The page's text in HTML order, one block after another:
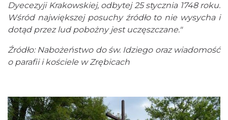
Dyecezyji Krakowskiej, odbytej 25 stycznia 1748 roku.
Wśród największej posuchy źródło to nie wysycha i
dotąd przez lud pobożny jest uczęszczane."
Źródło: Nabożeństwo do św. Idziego oraz wiadomość
o parafii i kościele w Zrębicach